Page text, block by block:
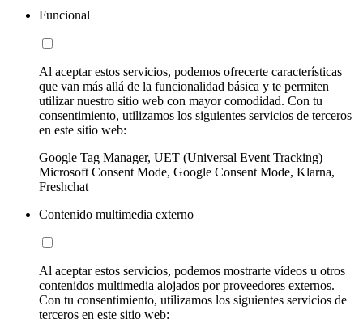
Funcional
Al aceptar estos servicios, podemos ofrecerte características
que van más allá de la funcionalidad básica y te permiten
utilizar nuestro sitio web con mayor comodidad. Con tu
consentimiento, utilizamos los siguientes servicios de terceros
en este sitio web:
Google Tag Manager, UET (Universal Event Tracking)
Microsoft Consent Mode, Google Consent Mode, Klarna,
Freshchat
Contenido multimedia externo
Al aceptar estos servicios, podemos mostrarte vídeos u otros
contenidos multimedia alojados por proveedores externos.
Con tu consentimiento, utilizamos los siguientes servicios de
terceros en este sitio web: